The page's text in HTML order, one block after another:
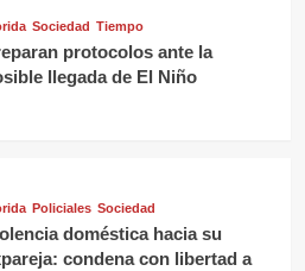
Sociedad Tiempo
protocolos ante la
llegada de El Niño
Policiales Sociedad
doméstica hacia su
condena con libertad a